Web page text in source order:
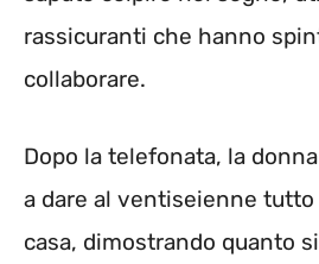
rassicuranti che hanno
collaborare.
Dopo la telefonata, la
a dare al ventiseienne
casa, dimostrando quanto